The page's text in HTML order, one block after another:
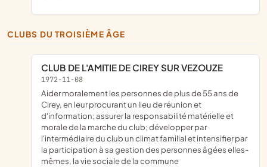
CLUBS DU TROISIÈME ÂGE
CLUB DE L'AMITIE DE CIREY SUR VEZOUZE
1972-11-08
aider moralement les personnes de plus de 55 ans de
Cirey, en leur procurant un lieu de réunion et
d'information; assurer la responsabilité matérielle et
morale de la marche du club; développer par
l'intermédiaire du club un climat familial et intensifier par
la participation à sa gestion des personnes âgées elles-
mêmes, la vie sociale de la commune